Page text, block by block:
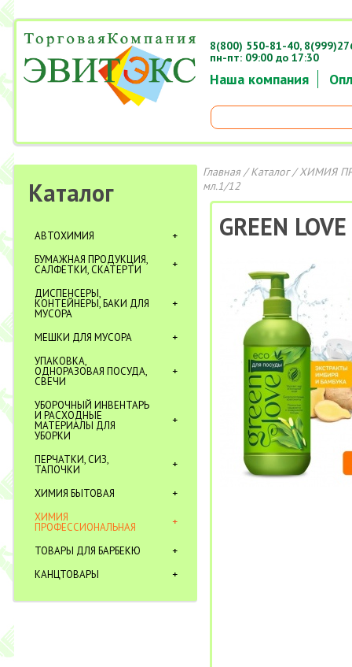
Наша компания
8(800) 550-81-40,
пн-пт: 09:00 до 17:30
Каталог
АВТОХИМИЯ
БУМАЖНАЯ ПРОДУКЦИЯ,
САЛФЕТКИ, СКАТЕРТИ
ДИСПЕНСЕРЫ,
КОНТЕЙНЕРЫ, БАКИ ДЛЯ
МУСОРА
МЕШКИ ДЛЯ МУСОРА
УПАКОВКА,
ОДНОРАЗОВАЯ ПОСУДА,
СВЕЧИ
УБОРОЧНЫЙ ИНВЕНТАРЬ
И РАСХОДНЫЕ
МАТЕРИАЛЫ ДЛЯ
УБОРКИ
ПЕРЧАТКИ, СИЗ,
ТАПОЧКИ
ХИМИЯ БЫТОВАЯ
ХИМИЯ
ПРОФЕССИОНАЛЬНАЯ
ТОВАРЫ ДЛЯ БАРБЕКЮ
КАНЦТОВАРЫ
Главная/Каталог/ХИМИЯ
мл.1/12
GREEN